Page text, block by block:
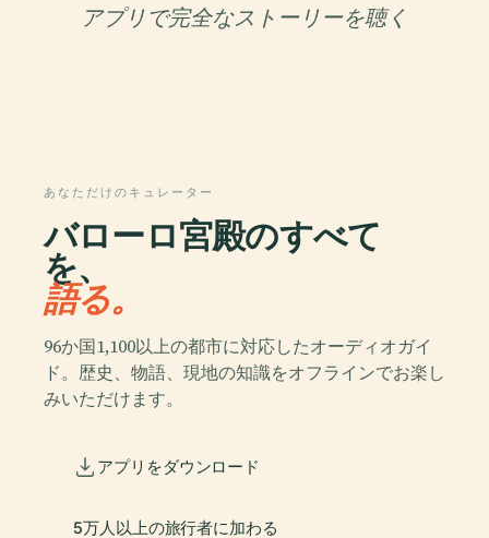
アプリで完全なストーリーを聴く
あなただけのキュレーター
バローロ宮殿のすべて
を、
語る。
96か国1,100以上の都市に対応したオーディオガイ
ド。歴史、物語、現地の知識をオフラインでお楽し
みいただけます。
アプリをダウンロード
5万人以上の旅行者に加わる